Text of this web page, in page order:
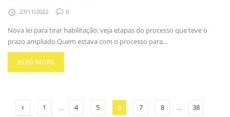
23/11/2022 0
Nova lei para tirar habilitação: veja etapas do processo que teve o
prazo ampliado Quem estava com o processo para…
READ MORE
1 … 4 5 6 7 8 … 38